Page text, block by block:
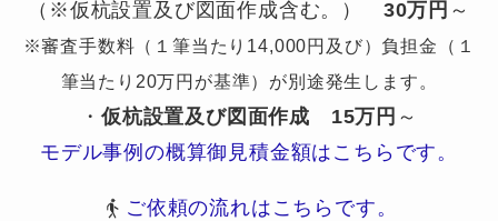
（※仮杭設置及び図面作成含む。） 30万円 ～
※審査手数料（１筆当たり14,000円及び）負担金（１
筆当たり20万円が基準）が別途発生します。
・ 仮杭設置及び図面作成 15万円 ～
モデル事例の概算御見積金額はこちらです。
ご依頼の流れはこちらです。